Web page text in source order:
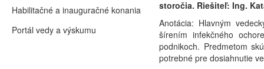
storočia. Riešiteľ: Ing.
Anotácia: Hlavným
šírením infekčného
podnikoch. Predmetom
potrebné pre dosiahnutie
Habilitačné a inauguračné konania
Portál vedy a výskumu